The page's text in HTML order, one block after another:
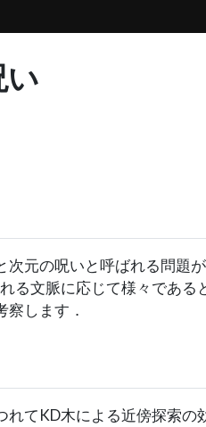
い
元の呪いと呼ばれる問題
る文脈に応じて様々である
します．
れてKD木による近傍探索の